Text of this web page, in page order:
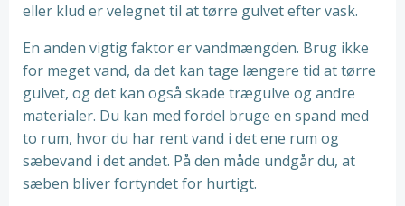
eller klud er velegnet til at tørre gulvet efter vask.
En anden vigtig faktor er vandmængden. Brug ikke
for meget vand, da det kan tage længere tid at tørre
gulvet, og det kan også skade trægulve og andre
materialer. Du kan med fordel bruge en spand med
to rum, hvor du har rent vand i det ene rum og
sæbevand i det andet. På den måde undgår du, at
sæben bliver fortyndet for hurtigt.